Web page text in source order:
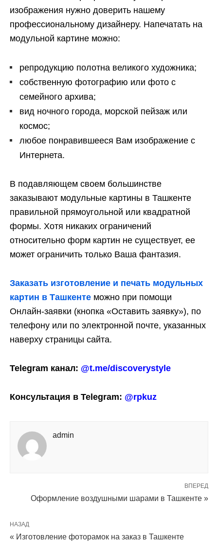
изображения нужно доверить нашему
профессиональному дизайнеру. Напечатать на
модульной картине можно:
репродукцию полотна великого художника;
собственную фотографию или фото с
семейного архива;
вид ночного города, морской пейзаж или
космос;
любое понравившееся Вам изображение с
Интернета.
В подавляющем своем большинстве
заказывают модульные картины в Ташкенте
правильной прямоугольной или квадратной
формы. Хотя никаких ограничений
относительно форм картин не существует, ее
может ограничить только Ваша фантазия.
Заказать изготовление и печать модульных
картин в Ташкенте можно при помощи
Онлайн-заявки (кнопка «Оставить заявку»), по
телефону или по электронной почте, указанных
наверху страницы сайта.
Telegram канал: @t.me/discoverystyle
Консультация в Telegram: @rpkuz
admin
ВПЕРЕД
Оформление воздушными шарами в Ташкенте »
НАЗАД
« Изготовление фоторамок на заказ в Ташкенте